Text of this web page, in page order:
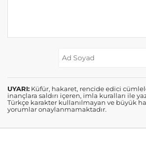
UYARI: Küfür, hakaret, rencide edici
inançlara saldırı içeren, imla kuralları ile
Türkçe karakter kullanılmayan ve büyük
yorumlar onaylanmamaktadır.